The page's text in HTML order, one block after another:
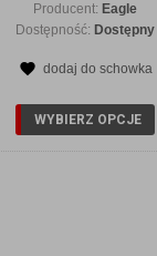
Producent: Eagle
Dostępność: Dostępny
dodaj do schowka
WYBIERZ OPCJE